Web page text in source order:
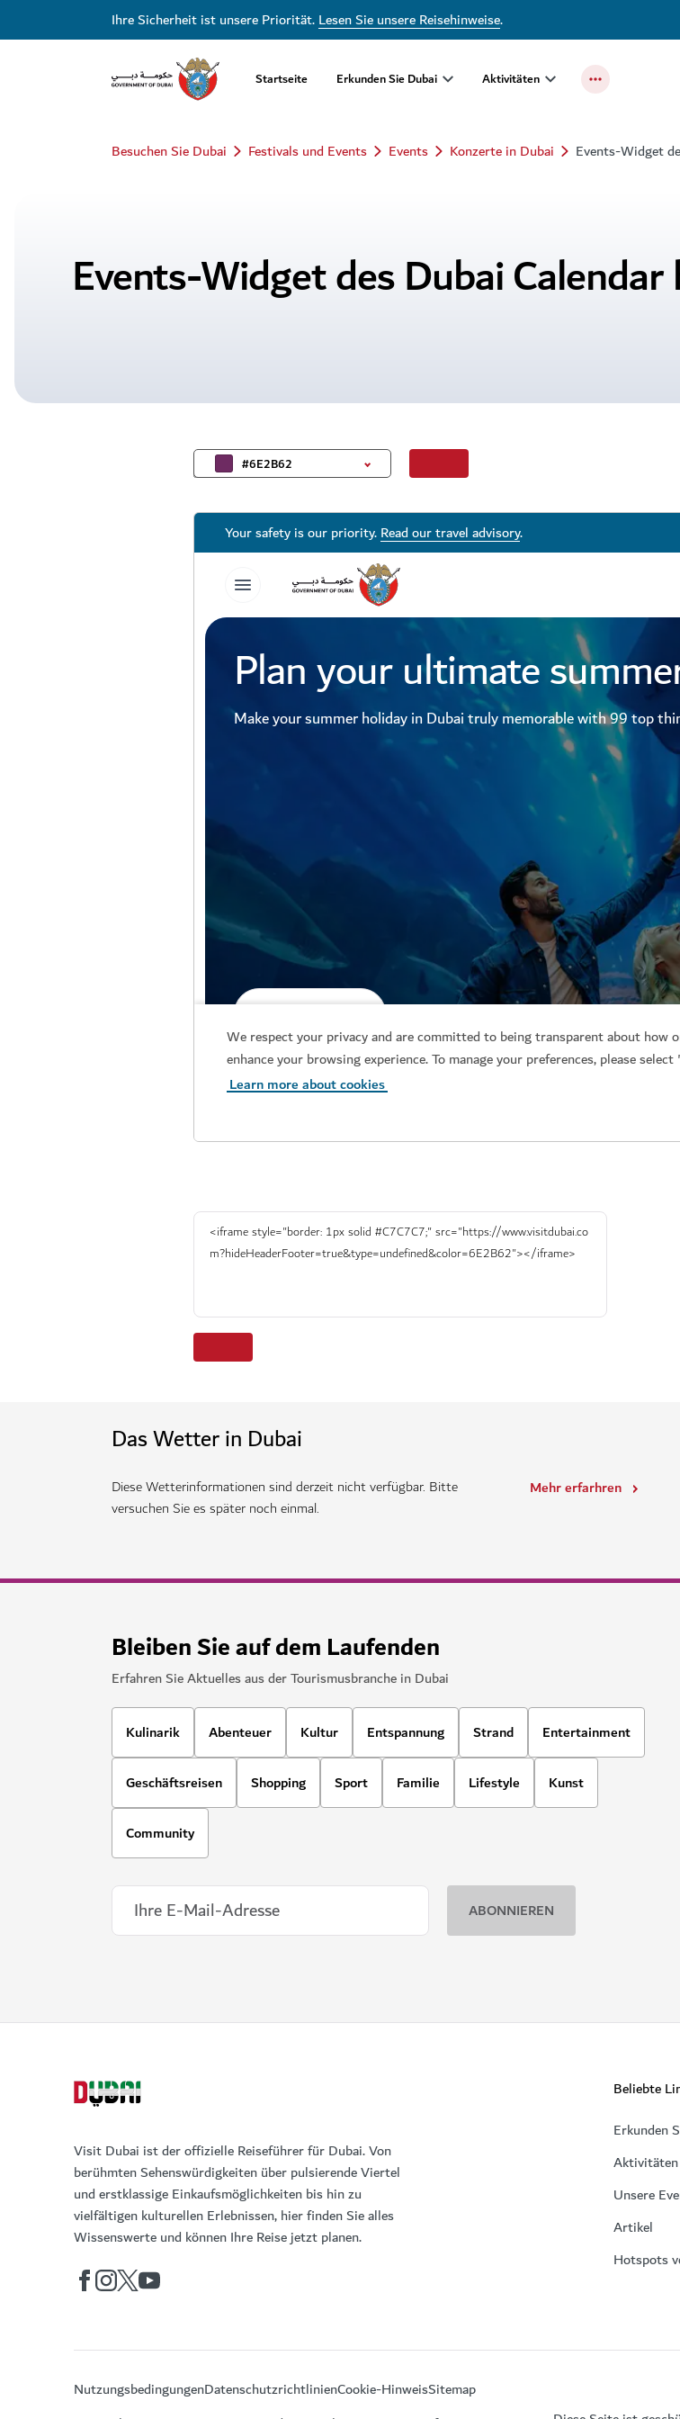
Ihre Sicherheit ist unsere Priorität.Lesen Sie unsere Reisehinweise.
Startseite Erkunden Sie Dubai Aktivitäten
Besuchen Sie Dubai Festivals und Events Events Konzerte in Dubai Events-Widget
Events-Widget des Dubai
#6E2B62
Das Wetter in Dubai
Diese Wetterinformationen sind derzeit nicht verfügbar. Bitte
versuchen Sie es später noch einmal.
Mehr erfarhren
Bleiben Sie auf dem Laufenden
Erfahren Sie Aktuelles aus der Tourismusbranche in Dubai
Kulinarik Abenteuer Kultur Entspannung Strand Entertainment
Geschäftsreisen Shopping Sport Familie Lifestyle Kunst
Community
Visit Dubai ist der offizielle Reiseführer für Dubai. Von
berühmten Sehenswürdigkeiten über pulsierende Viertel
und erstklassige Einkaufsmöglichkeiten bis hin zu
vielfältigen kulturellen Erlebnissen, hier finden Sie alles
Wissenswerte und können Ihre Reise jetzt planen.
Beliebte
Erkunden
Aktivitäten
Unsere
Artikel
Hotspots
NutzungsbedingungenDatenschutzrichtlinienCookie-HinweisSitemap